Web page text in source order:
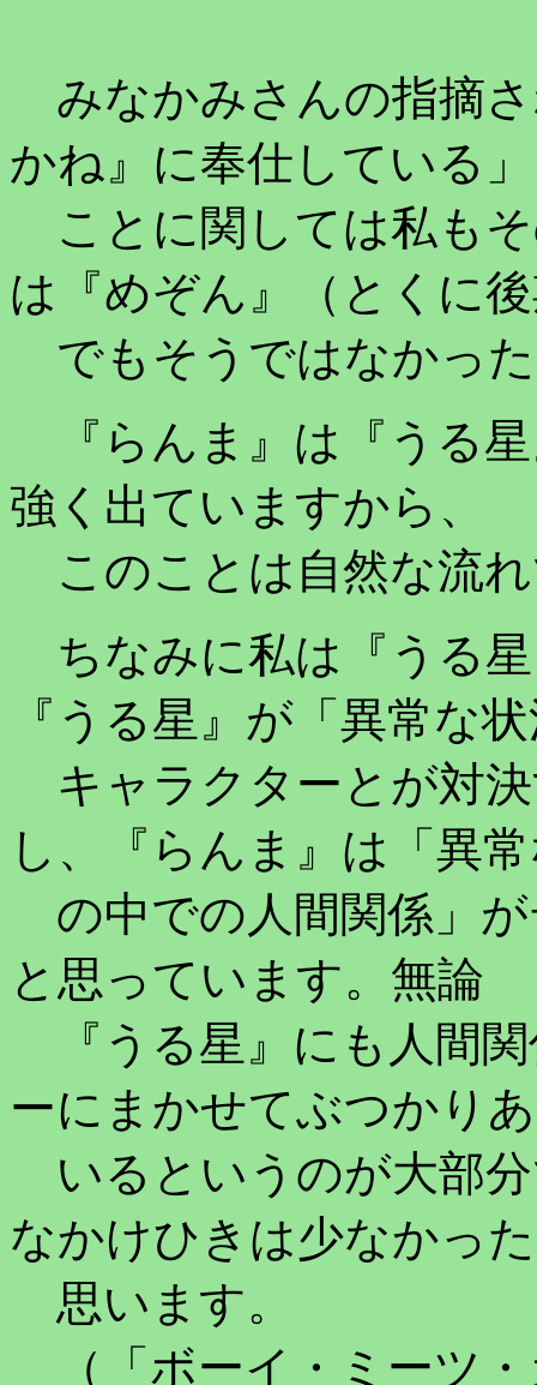
みなかみさんの指摘
かね』に奉仕している
ことに関しては私も
は『めぞん』（とくに
でもそうではなかっ
『らんま』は『うる
強く出ていますから、
このことは自然な流
ちなみに私は『うる
『うる星』が「異常な
キャラクターとが対
し、『らんま』は「異
の中での人間関係」
と思っています。無論
『うる星』にも人間
ーにまかせてぶつかり
いるというのが大部
なかけひきは少なかっ
思います。
（「ボーイ・ミーツ